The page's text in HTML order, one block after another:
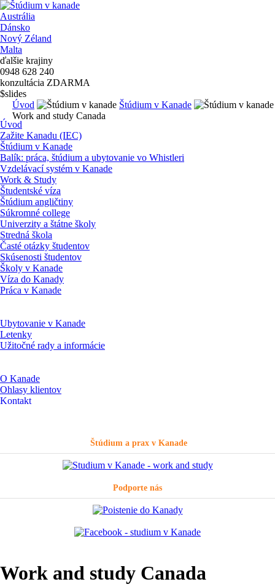
Austrália
Dánsko
Nový Zéland
Malta
ďalšie krajiny
0948 628 240
konzultácia ZDARMA
$slides
Úvod
Štúdium v Kanade
Work and study Canada
Úvod
Zažite Kanadu (IEC)
Štúdium v Kanade
Balík: práca, štúdium a ubytovanie vo Whistleri
Vzdelávací systém v Kanade
Work & Study
Študentské víza
Štúdium angličtiny
Súkromné college
Univerzity a štátne školy
Stredná škola
Časté otázky študentov
Skúsenosti študentov
Školy v Kanade
Víza do Kanady
Práca v Kanade
Ubytovanie v Kanade
Letenky
Užitočné rady a informácie
O Kanade
Ohlasy klientov
Kontakt
Štúdium a prax v Kanade
Podporte nás
Work and study Canada